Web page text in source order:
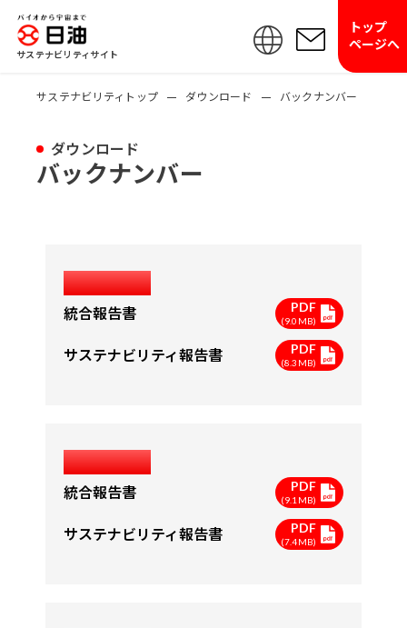
サステナビリティサイト
トップ
ページへ
サステナビリティトップ ダウンロード バックナンバー
ダウンロード
バックナンバー
2024年度
統合報告書 PDF
(9.0MB)
サステナビリティ報告書 PDF
(8.3MB)
2023年度
統合報告書 PDF
(9.1MB)
サステナビリティ報告書 PDF
(7.4MB)